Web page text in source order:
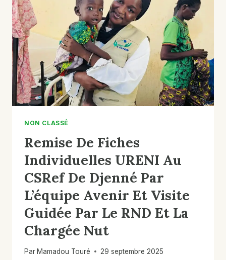
DANS
LA
ZONE
DE
KONNA
NON CLASSÉ
Remise De Fiches
Individuelles URENI Au
CSRef De Djenné Par
L’équipe Avenir Et Visite
Guidée Par Le RND Et La
Chargée Nut
Par Mamadou Touré 29 septembre 2025